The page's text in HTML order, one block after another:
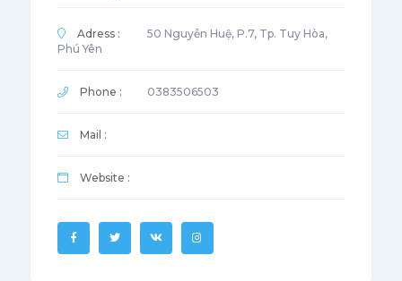
Adress :
50 Nguyễn Huệ, P.7, Tp. Tuy Hòa,
Phú Yên
Phone : 0383506503
Mail :
Website :